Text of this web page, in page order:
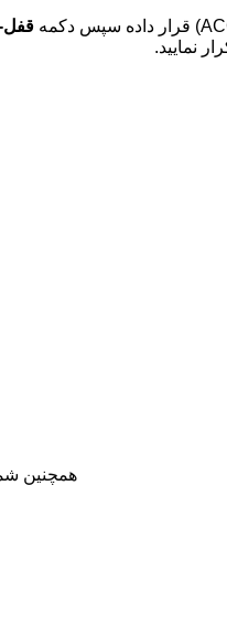
قفل-
نماييد.
همچنین